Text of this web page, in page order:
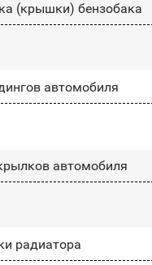
(крышки) бензобака
автомобиля
автомобиля
радиатора